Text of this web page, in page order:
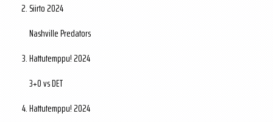
Siirto2024
Nashville Predators
Hattutemppu!2024
3+0 vs DET
Hattutemppu!2024